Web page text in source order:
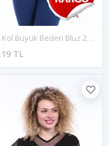
Kısa Kol Büyük Beden Bluz 20E-1785
TL